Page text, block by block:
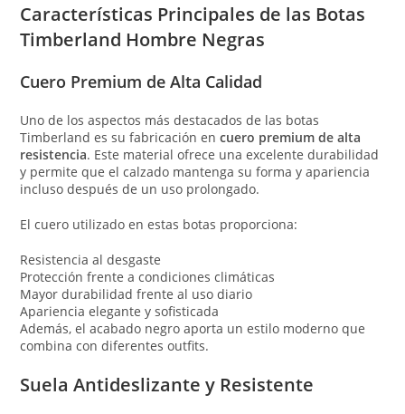
Características Principales de las Botas
Timberland Hombre Negras
Cuero Premium de Alta Calidad
Uno de los aspectos más destacados de las botas
Timberland es su fabricación encuero premium de alta
resistencia. Este material ofrece una excelente durabilidad
y permite que el calzado mantenga su forma y apariencia
incluso después de un uso prolongado.
El cuero utilizado en estas botas proporciona:
Resistencia al desgaste
Protección frente a condiciones climáticas
Mayor durabilidad frente al uso diario
Apariencia elegante y sofisticada
Además, el acabado negro aporta un estilo moderno que
combina con diferentes outfits.
Suela Antideslizante y Resistente